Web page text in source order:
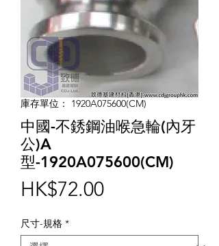
庫存單位： 1920A075600(CM)
中國-不銹鋼油喉急輪(內牙
公)A
型-1920A075600(CM)
HK$72.00價
尺寸-規格 *